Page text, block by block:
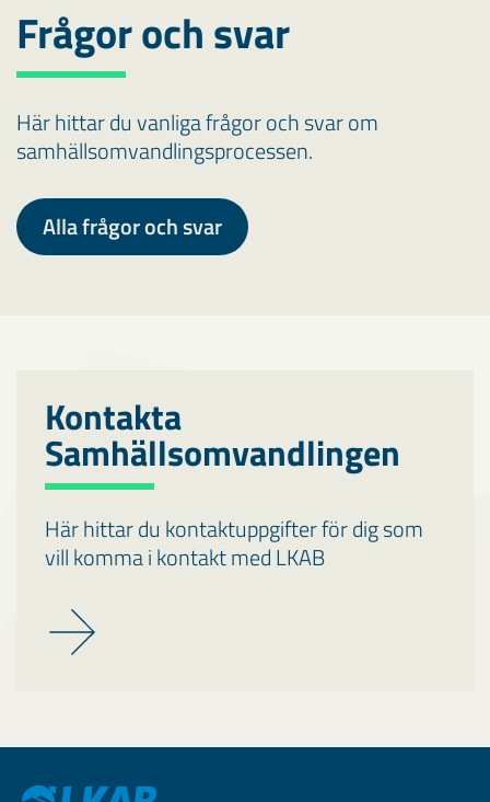
Frågor och svar
Här hittar du vanliga frågor och svar om
samhällsomvandlingsprocessen.
Alla frågor och svar
Kontakta
Samhällsomvandlingen
Här hittar du kontaktuppgifter för dig som
vill komma i kontakt med LKAB